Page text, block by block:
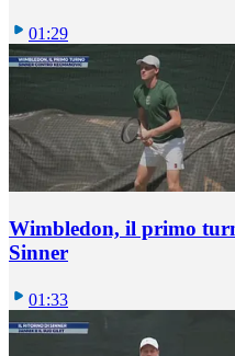
01:29
Wimbledon, il primo
Sinner
01:33